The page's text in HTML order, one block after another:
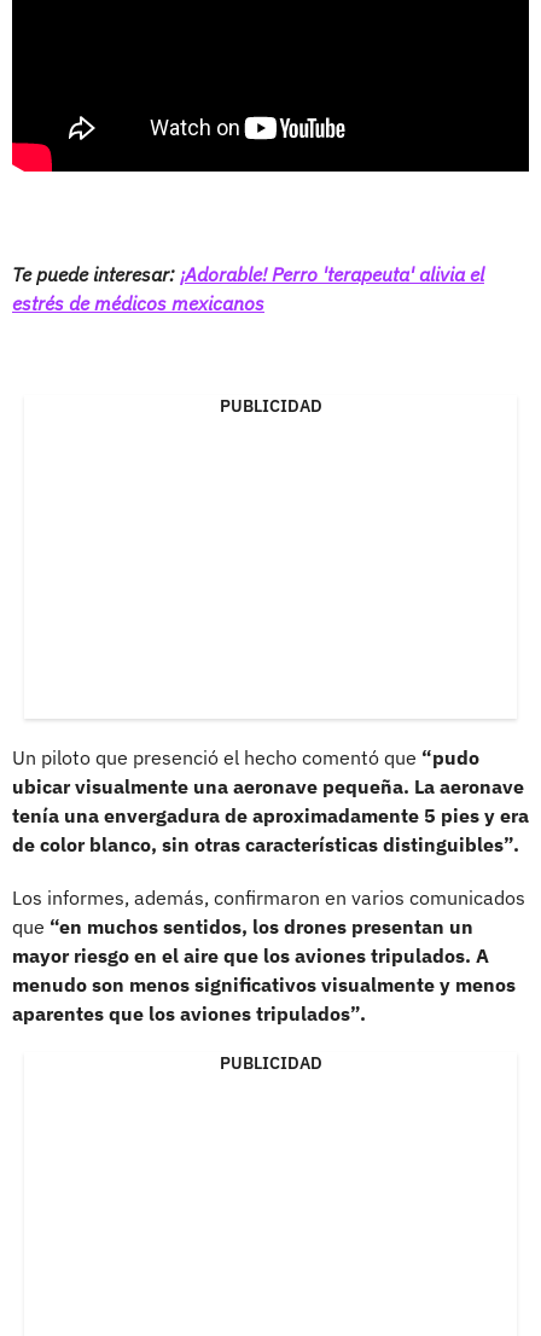
Te puede interesar: ¡Adorable! Perro 'terapeuta' alivia el
estrés de médicos mexicanos
PUBLICIDAD
Un piloto que presenció el hecho comentó que “pudo
ubicar visualmente una aeronave pequeña. La aeronave
tenía una envergadura de aproximadamente 5 pies y era
de color blanco, sin otras características distinguibles”.
Los informes, además, confirmaron en varios comunicados
que “en muchos sentidos, los drones presentan un
mayor riesgo en el aire que los aviones tripulados. A
menudo son menos significativos visualmente y menos
aparentes que los aviones tripulados”.
PUBLICIDAD